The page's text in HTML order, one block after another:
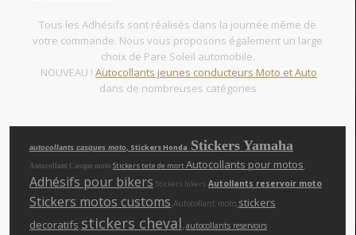
Tous les Adhésifs sont réalisés dans la journée même de
votre commande. Nous vous proposons également un large
choix de Pare Soleil automobile.
NOUVEAU ! Autocollants jeunes conducteurs Moto et Auto
dans de nombreuses catégories
autocollants casques moto, Stickers Honda Stickers Yamaha
Autocollant Casque moto Stickers tete de mortAutocollants pour motos,
Adhésifs pour bikers Stickers bikers Autollants reservoir moto
Stickers motos customs,Autocollant moto,stickers
decoratifs,stickers cheval,autocollants reservoirs